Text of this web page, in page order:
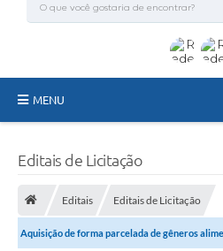
MENU
Editais de Licitação
Editais Editais de Licitação
Aquisição de forma parcelada de gêneros